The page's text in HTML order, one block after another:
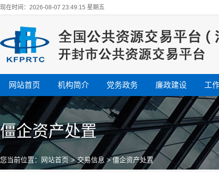
现在时间：2026-08-07 23:49:15 星期五
网站首页 机构简介 党务政务 廉政建设 工
僵企资产处置
您当前位置： 网站首页 > 交易信息 >僵企资产处置